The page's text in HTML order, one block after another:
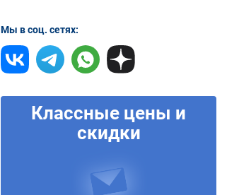
Мы в соц. сетях:
Классные цены и
скидки